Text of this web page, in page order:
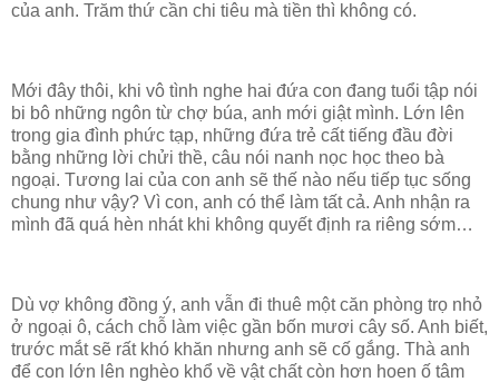
của anh. Trăm thứ cần chi tiêu mà tiền thì không có.
Mới đây thôi, khi vô tình nghe hai đứa con đang tuổi tập nói
bi bô những ngôn từ chợ búa, anh mới giật mình. Lớn lên
trong gia đình phức tạp, những đứa trẻ cất tiếng đầu đời
bằng những lời chửi thề, câu nói nanh nọc học theo bà
ngoại. Tương lai của con anh sẽ thế nào nếu tiếp tục sống
chung như vậy? Vì con, anh có thể làm tất cả. Anh nhận ra
mình đã quá hèn nhát khi không quyết định ra riêng sớm…
Dù vợ không đồng ý, anh vẫn đi thuê một căn phòng trọ nhỏ
ở ngoại ô, cách chỗ làm việc gần bốn mươi cây số. Anh biết,
trước mắt sẽ rất khó khăn nhưng anh sẽ cố gắng. Thà anh
để con lớn lên nghèo khổ về vật chất còn hơn hoen ố tâm